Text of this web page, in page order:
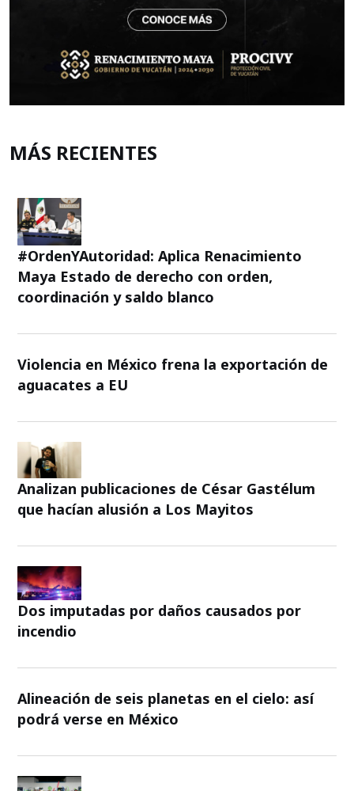
MÁS RECIENTES
#OrdenYAutoridad: Aplica Renacimiento
Maya Estado de derecho con orden,
coordinación y saldo blanco
Violencia en México frena la exportación de
aguacates a EU
Analizan publicaciones de César Gastélum
que hacían alusión a Los Mayitos
Dos imputadas por daños causados por
incendio
Alineación de seis planetas en el cielo: así
podrá verse en México